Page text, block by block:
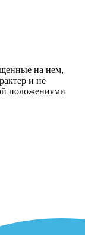
на нем,
и не
положениями